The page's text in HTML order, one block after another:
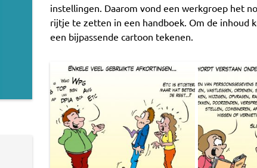
instellingen. Daarom vond een werkgroep het
rijtje te zetten in een handboek. Om de inhoud
een bijpassende cartoon tekenen.